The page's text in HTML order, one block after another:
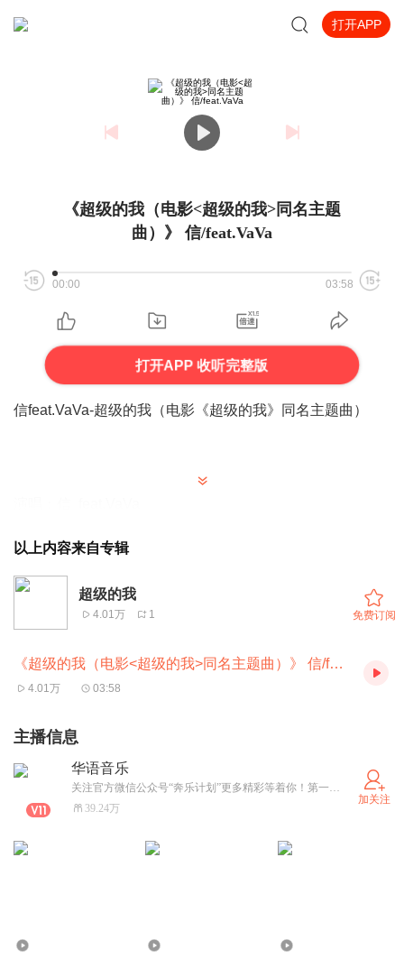
打开APP
《超级的我（电影<超级的我>同名主题
曲）》 信/feat.VaVa
00:00 03:58
打开APP 收听完整版
信feat.VaVa-超级的我（电影《超级的我》同名主题曲）
作曲：Tyler Bates /Michael Wandmacher
作词：林乔 / VaVa ／刘恩汛
编曲：Michael Wandmacher
信人声录音：陈磊
VaVa人声录音： Double G
以上内容来自专辑
超级的我
4.01万 1 免费订阅
《超级的我（电影<超级的我>同名主题曲）》 信/feat.VaVa
4.01万 03:58
主播信息
华语音乐
关注官方微信公众号“奔乐计划”更多精彩等着你！第一时间发布最新最潮的华语流行音乐，不容错过！
39.24万
加关注